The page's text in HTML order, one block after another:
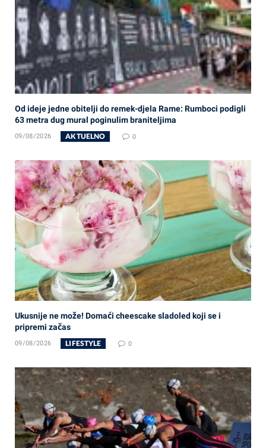
Od ideje jedne obitelji do remek-djela Rame: Rumboci podigli
63 metra dug mural poginulim braniteljima
09/08/2026 AKTUELNO 0
Ukusnije ne može! Domaći cheescake sladoled koji se i
pripremi začas
09/08/2026 LIFESTYLE 0